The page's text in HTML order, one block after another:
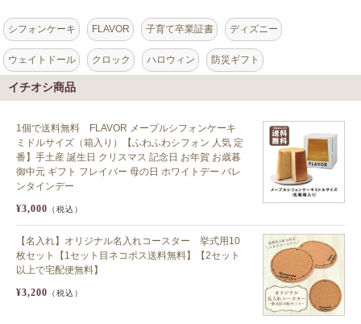
シフォンケーキ FLAVOR 子育て卒業証書 ディズニー
ウェイトドール クロック ハロウィン 防災ギフト
イチオシ商品
1個で送料無料 FLAVOR メープルシフォンケーキ
ミドルサイズ（箱入り）【ふわふわシフォン 人気 定
番】手土産 誕生日 クリスマス 記念日 お年賀 お歳暮
御中元 ギフト フレイバー 母の日 ホワイトデー バレ
ンタインデー
¥3,000 （税込）
【名入れ】オリジナル名入れコースター 挙式用10
枚セット【1セット目ネコポス送料無料】【2セット
以上で宅配便無料】
¥3,200 （税込）